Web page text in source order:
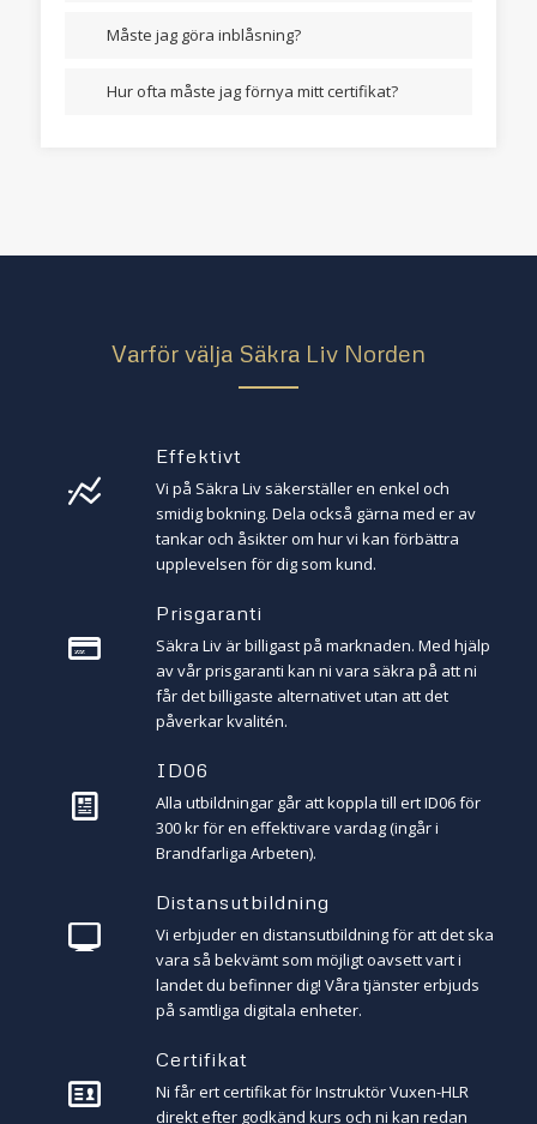
Måste jag göra inblåsning?
Hur ofta måste jag förnya mitt certifikat?
Varför välja Säkra Liv Norden
Effektivt
Vi på Säkra Liv säkerställer en enkel och
smidig bokning. Dela också gärna med er av
tankar och åsikter om hur vi kan förbättra
upplevelsen för dig som kund.
Prisgaranti
Säkra Liv är billigast på marknaden. Med hjälp
av vår prisgaranti kan ni vara säkra på att ni
får det billigaste alternativet utan att det
påverkar kvalitén.
ID06
Alla utbildningar går att koppla till ert ID06 för
300 kr för en effektivare vardag (ingår i
Brandfarliga Arbeten).
Distansutbildning
Vi erbjuder en distansutbildning för att det ska
vara så bekvämt som möjligt oavsett vart i
landet du befinner dig! Våra tjänster erbjuds
på samtliga digitala enheter.
Certifikat
Ni får ert certifikat för Instruktör Vuxen-HLR
direkt efter godkänd kurs och ni kan redan